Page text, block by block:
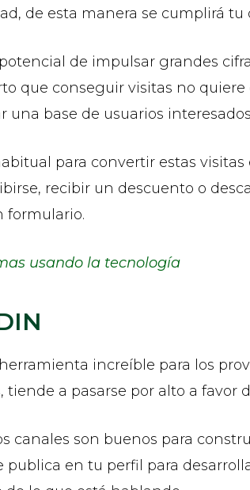
de esta manera se cumplirá
de impulsar grandes
que conseguir visitas no
una base de usuarios
para convertir estas
recibir un descuento o
formulario.
usando la tecnología
increíble para los
tiende a pasarse por alto a favor
canales son buenos para
publica en tu perfil para